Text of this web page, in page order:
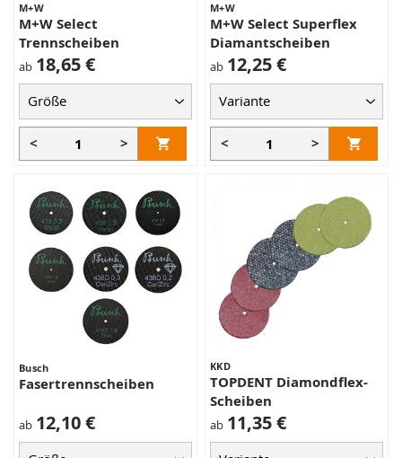
M+W
M+W Select
Trennscheiben
ab 18,65 €
< >
M+W
M+W Select Superflex
Diamantscheiben
ab 12,25 €
< >
Busch
Fasertrennscheiben
ab 12,10 €
KKD
TOPDENT Diamondflex-
Scheiben
ab 11,35 €